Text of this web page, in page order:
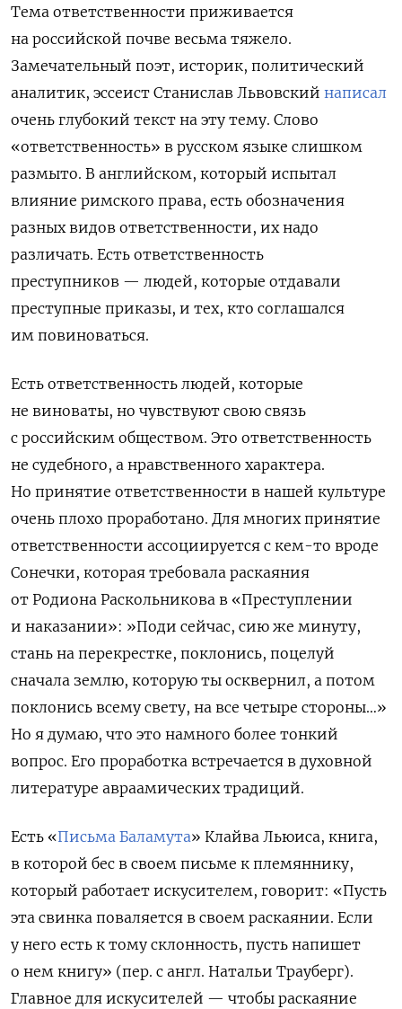
Тема ответственности приживается
на российской почве весьма тяжело.
Замечательный поэт, историк, политический
аналитик, эссеист Станислав Львовский написал
очень глубокий текст на эту тему. Слово
«ответственность» в русском языке слишком
размыто. В английском, который испытал
влияние римского права, есть обозначения
разных видов ответственности, их надо
различать. Есть ответственность
преступников — людей, которые отдавали
преступные приказы, и тех, кто соглашался
им повиноваться.
Есть ответственность людей, которые
не виноваты, но чувствуют свою связь
с российским обществом. Это ответственность
не судебного, а нравственного характера.
Но принятие ответственности в нашей культуре
очень плохо проработано. Для многих принятие
ответственности ассоциируется с кем-то вроде
Сонечки, которая требовала раскаяния
от Родиона Раскольникова в «Преступлении
и наказании»: »Поди сейчас, сию же минуту,
стань на перекрестке, поклонись, поцелуй
сначала землю, которую ты осквернил, а потом
поклонись всему свету, на все четыре стороны…»
Но я думаю, что это намного более тонкий
вопрос. Его проработка встречается в духовной
литературе авраамических традиций.
Есть «Письма Баламута» Клайва Льюиса, книга,
в которой бес в своем письме к племяннику,
который работает искусителем, говорит: «Пусть
эта свинка поваляется в своем раскаянии. Если
у него есть к тому склонность, пусть напишет
о нем книгу» (пер. с англ. Натальи Трауберг).
Главное для искусителей — чтобы раскаяние